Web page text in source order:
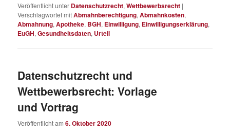
Veröffentlicht unter Datenschutzrecht,Wettbewerbsrecht |
Verschlagwortet mitAbmahnberechtigung,Abmahnkosten,
Abmahnung,Apotheke, BGH, Einwilligung, Einwilligungserklärung,
EuGH,Gesundheitsdaten, Urteil
Datenschutzrecht und
Wettbewerbsrecht: Vorlage
und Vortrag
Veröffentlicht am6. Oktober 2020